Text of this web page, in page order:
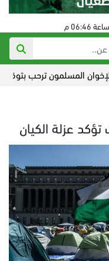
المسلمون ترحب بتوقيع
عزلة الكيان